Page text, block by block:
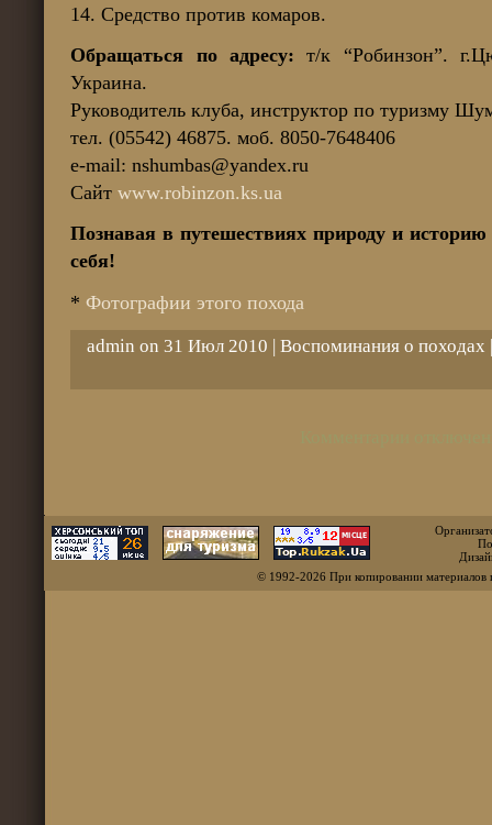
14. Средство против комаров.
Обращаться по адресу: т/к “Робинзон”.
Украина.
Руководитель клуба, инструктор по туризму
тел. (05542) 46875. моб. 8050-7648406
e-mail: nshumbas@yandex.ru
Сайтwww.robinzon.ks.ua
Познавая в путешествиях природу и
себя!
*Фотографии этого похода
admin on 31 Июл 2010 | Воспоминания о походах
© 1992-2026 При копировании материалов